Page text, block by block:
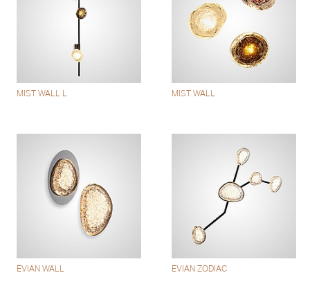
MIST WALL L MIST WALL
EVIAN WALL EVIAN ZODIAC